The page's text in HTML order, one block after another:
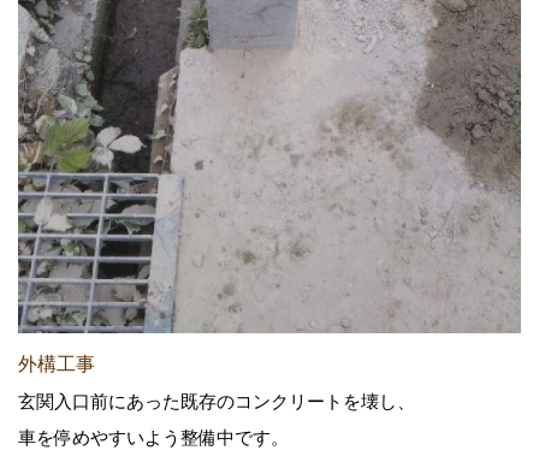
外構工事
玄関入口前にあった既存のコンクリートを壊し、
車を停めやすいよう整備中です。